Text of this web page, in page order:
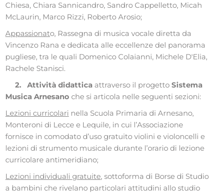
Chiesa, Chiara Sannicandro, Sandro Cappelletto, Micah
McLaurin, Marco Rizzi, Roberto Arosio;
Appassionato, Rassegna di musica vocale diretta da
Vincenzo Rana e dedicata alle eccellenze del panorama
pugliese, tra le quali Domenico Colaianni, Michele D'Elia,
Rachele Stanisci.
2.Attività didattica attraverso il progettoSistema
Musica Arnesano che si articola nelle seguenti sezioni:
Lezioni curricolari nella Scuola Primaria di Arnesano,
Monteroni di Lecce e Lequile, in cui l’Associazione
fornisce in comodato d’uso gratuito violini e violoncelli e
lezioni di strumento musicale durante l’orario di lezione
curricolare antimeridiano;
Lezioni individuali gratuite, sottoforma di Borse di Studio
a bambini che rivelano particolari attitudini allo studio